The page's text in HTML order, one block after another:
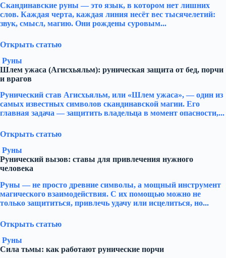
Скандинавские руны — это язык, в котором нет лишних
слов. Каждая черта, каждая линия несёт вес тысячелетий:
звук, смысл, магию. Они рождены суровым...
Открыть статью
Руны
Шлем ужаса (Агисхьяльм): руническая защита от бед, порчи
и врагов
Рунический став Агисхьяльм, или «Шлем ужаса», — один из
самых известных символов скандинавской магии. Его
главная задача — защитить владельца в момент опасности,...
Открыть статью
Руны
Рунический вызов: ставы для привлечения нужного
человека
Руны — не просто древние символы, а мощный инструмент
магического взаимодействия. С их помощью можно не
только защититься, привлечь удачу или исцелиться, но...
Открыть статью
Руны
Сила тьмы: как работают рунические порчи